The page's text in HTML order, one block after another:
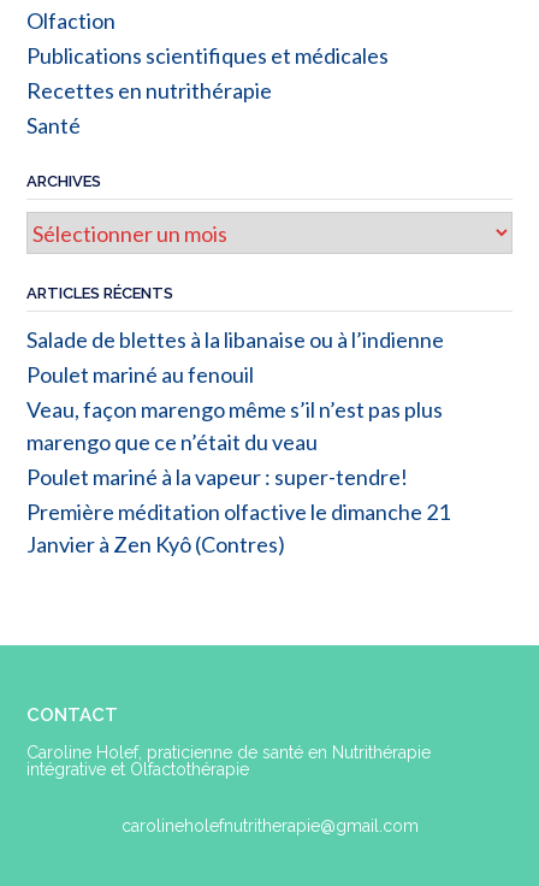
Olfaction
Publications scientifiques et médicales
Recettes en nutrithérapie
Santé
ARCHIVES
Archives
ARTICLES RÉCENTS
Salade de blettes à la libanaise ou à l’indienne
Poulet mariné au fenouil
Veau, façon marengo même s’il n’est pas plus
marengo que ce n’était du veau
Poulet mariné à la vapeur : super-tendre!
Première méditation olfactive le dimanche 21
Janvier à Zen Kyô (Contres)
CONTACT
Caroline Holef, praticienne de santé en Nutrithérapie
intégrative et Olfactothérapie
carolineholefnutritherapie@gmail.com